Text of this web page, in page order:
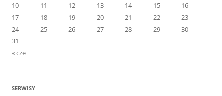
10
11 12 13 14 15
16
17
18 19 20 21 22
23
24
25 26 27 28 29
30
31
« cze
SERWISY